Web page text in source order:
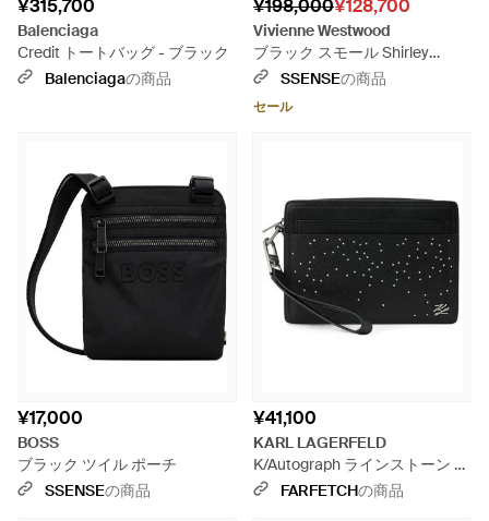
¥315,700
Balenciaga
Credit トートバッグ - ブラック
Balenciagaの商品
¥198,000¥128,700
Vivienne Westwood
ブラック スモール Shirley
Holdall バッグ
SSENSEの商品
セール
¥17,000
BOSS
ブラック ツイル ポーチ
SSENSEの商品
¥41,100
KARL LAGERFELD
K/Autograph ラインストーン ポ
ーチ - ブラック
FARFETCHの商品